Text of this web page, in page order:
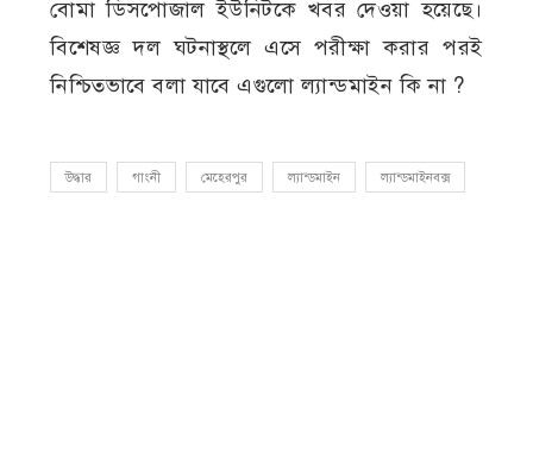
বোমা ডিসপোজাল ইউনিটকে খবর দেওয়া হয়েছে।
বিশেষজ্ঞ দল ঘটনাস্থলে এসে পরীক্ষা করার পরই
নিশ্চিতভাবে বলা যাবে এগুলো ল্যান্ডমাইন কি না ?
উদ্ধার গাংনী মেহেরপুর ল্যান্ডমাইন ল্যান্ডমাইনবক্স